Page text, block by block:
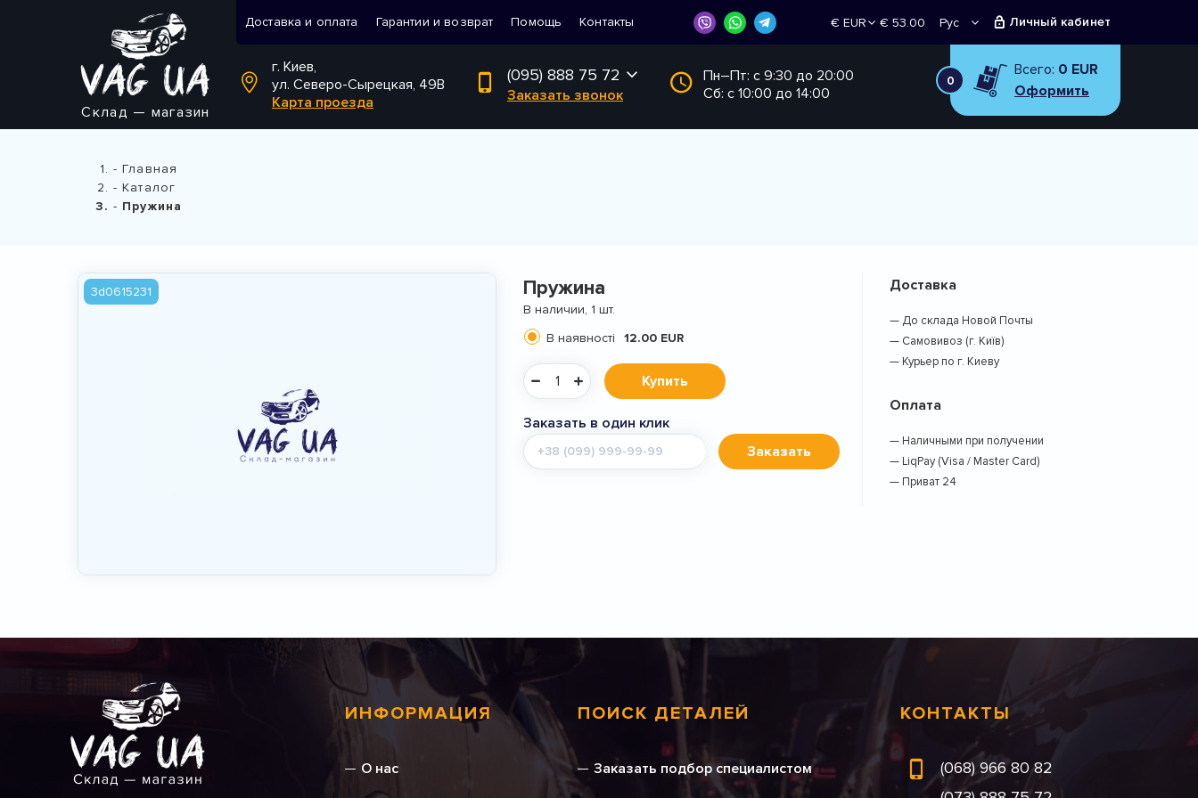
Склад — магазин
Доставка и оплата Гарантии и возврат Помощь Контакты
€ EUR
€ 53.00
Рус Личный кабинет
г. Киев,
ул. Северо-Сырецкая, 49В
Карта проезда
(095) 888 75 72
Заказать звонок
Пн–Пт: с 9:30 до 20:00
Сб: с 10:00 до 14:00
0
Всего: 0 EUR
Оформить
Главная
Каталог
Пружина
3d0615231 Пружина
В наличии, 1 шт.
В наявності
12.00 EUR
Купить
Заказать в один клик
Мобильный
телефон
Заказать
Доставка
— До склада Новой Почты
— Самовивоз (г. Київ)
— Курьер по г. Киеву
Оплата
— Наличными при получении
— LiqPay (Visa / Master Card)
— Приват 24
ИНФОРМАЦИЯ
О нас
ПОИСК ДЕТАЛЕЙ
Заказать подбор специалистом
КОНТАКТЫ
(068) 966 80 82